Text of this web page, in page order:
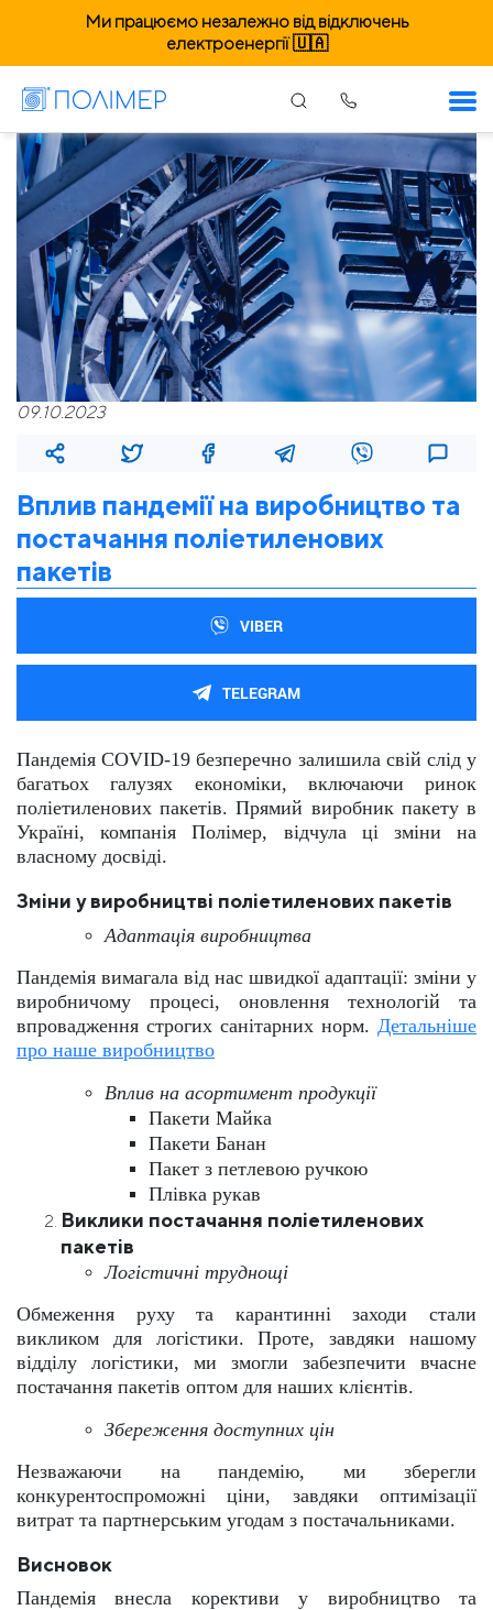
Ми працюємо незалежно від відключень
електроенергії 🇺🇦
09.10.2023
Вплив пандемії на виробництво та
постачання поліетиленових
пакетів
VIBER
TELEGRAM
Пандемія COVID-19 безперечно залишила свій слід у
багатьох галузях економіки, включаючи ринок
поліетиленових пакетів. Прямий виробник пакету в
Україні, компанія Полімер, відчула ці зміни на
власному досвіді.
Зміни у виробництві поліетиленових пакетів
Адаптація виробництва
Пандемія вимагала від нас швидкої адаптації: зміни у
виробничому процесі, оновлення технологій та
впровадження строгих санітарних норм. Детальніше
про наше виробництво
Вплив на асортимент продукції
Пакети Майка
Пакети Банан
Пакет з петлевою ручкою
Плівка рукав
Виклики постачання поліетиленових
пакетів
Логістичні труднощі
Обмеження руху та карантинні заходи стали
викликом для логістики. Проте, завдяки нашому
відділу логістики, ми змогли забезпечити вчасне
постачання пакетів оптом для наших клієнтів.
Збереження доступних цін
Незважаючи на пандемію, ми зберегли
конкурентоспроможні ціни, завдяки оптимізації
витрат та партнерським угодам з постачальниками.
Висновок
Пандемія внесла корективи у виробництво та